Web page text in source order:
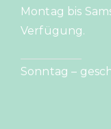
Montag bis
Verfügung.
Sonntag –